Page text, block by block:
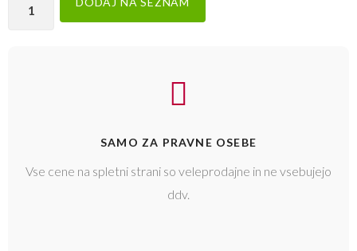
SAMO ZA PRAVNE OSEBE
Vse cene na spletni strani so veleprodajne in ne vsebujejo
ddv.